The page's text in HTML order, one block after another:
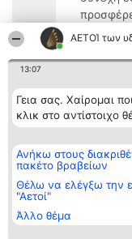
ΑΕΤΟΊ των
13:07
Γεια σας. Χαίρομαι
κλικ στο αντίστοιχο
Ανήκω στους
πακέτο βραβείων
Θέλω να ελέγξω την
"Αετοί"
Άλλο θέμα
9.1
Διοργανωτής της
κατάταξης
BEAUTIFUL COMPANY
ΤΗΛ. ΕΠΙΚΟΙΝΩΝΙΑΣ:
2104128019
email:
aetoi@beautifulcompany.co